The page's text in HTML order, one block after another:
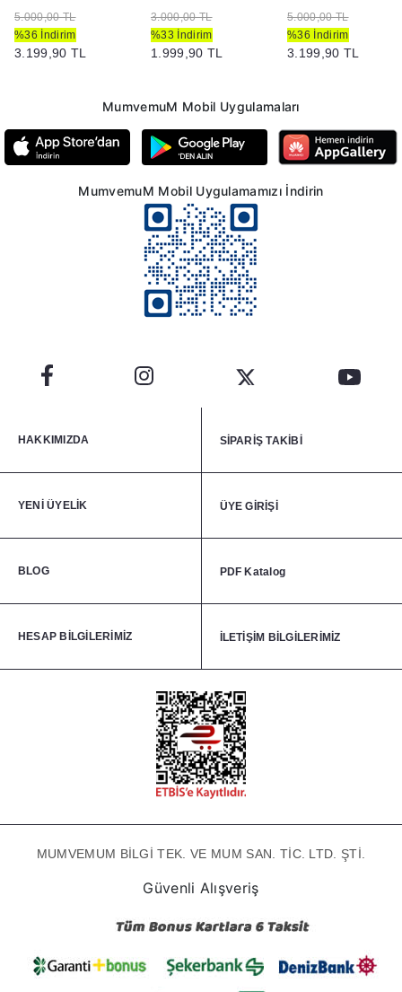
5.000,00 TL
%36 İndirim
3.199,90 TL
3.000,00 TL
%33 İndirim
1.999,90 TL
5.000,00 TL
%36 İndirim
3.199,90 TL
MumvemuM Mobil Uygulamaları
MumvemuM Mobil Uygulamamızı İndirin
HAKKIMIZDA SİPARİŞ TAKİBİ
YENİ ÜYELİK ÜYE GİRİŞİ
BLOG PDF Katalog
HESAP BİLGİLERİMİZ İLETİŞİM BİLGİLERİMİZ
MUMVEMUM BİLGİ TEK. VE MUM SAN. TİC. LTD. ŞTİ.
Güvenli Alışveriş